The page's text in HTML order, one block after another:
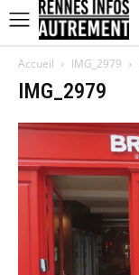
Accueil IMG_2979
IMG_2979